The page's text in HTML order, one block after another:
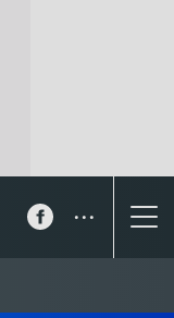
...